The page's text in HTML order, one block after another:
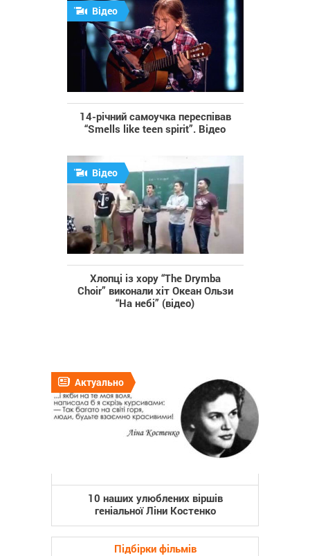
Відео
14-річний самоучка переспівав
“Smells like teen spirit”. Відео
Відео
Хлопці із хору “The Drymba
Choir” виконали хіт Океан Ользи
“На небі” (відео)
Актуально
10 наших улюблених віршів
геніальної Ліни Костенко
Підбірки фільмів